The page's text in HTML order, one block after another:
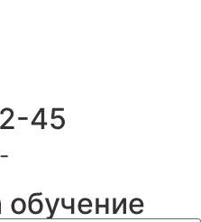
45
обучение